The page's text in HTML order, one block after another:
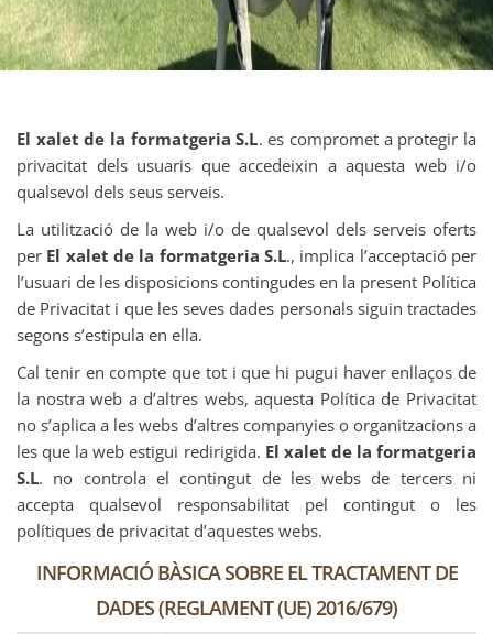
El xalet de la formatgeria S.L. es compromet a protegir la
privacitat dels usuaris que accedeixin a aquesta web i/o
qualsevol dels seus serveis.
La utilització de la web i/o de qualsevol dels serveis oferts
per El xalet de la formatgeria S.L., implica l’acceptació per
l’usuari de les disposicions contingudes en la present Política
de Privacitat i que les seves dades personals siguin tractades
segons s’estipula en ella.
Cal tenir en compte que tot i que hi pugui haver enllaços de
la nostra web a d’altres webs, aquesta Política de Privacitat
no s’aplica a les webs d’altres companyies o organitzacions a
les que la web estigui redirigida. El xalet de la formatgeria
S.L. no controla el contingut de les webs de tercers ni
accepta qualsevol responsabilitat pel contingut o les
polítiques de privacitat d’aquestes webs.
INFORMACIÓ BÀSICA SOBRE EL TRACTAMENT DE
DADES (REGLAMENT (UE) 2016/679)